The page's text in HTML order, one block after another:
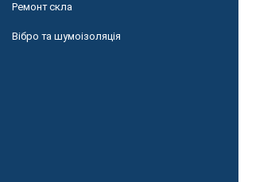
Ремонт скла
Вібро та шумоізоляція